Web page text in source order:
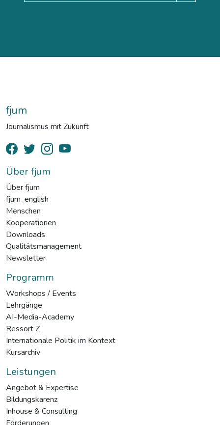
fjum
Journalismus mit Zukunft
Über fjum
Über fjum
fjum_english
Menschen
Kooperationen
Downloads
Qualitätsmanagement
Newsletter
Programm
Workshops / Events
Lehrgänge
AI-Media-Academy
Ressort Z
Internationale Politik im Kontext
Kursarchiv
Leistungen
Angebot & Expertise
Bildungskarenz
Inhouse & Consulting